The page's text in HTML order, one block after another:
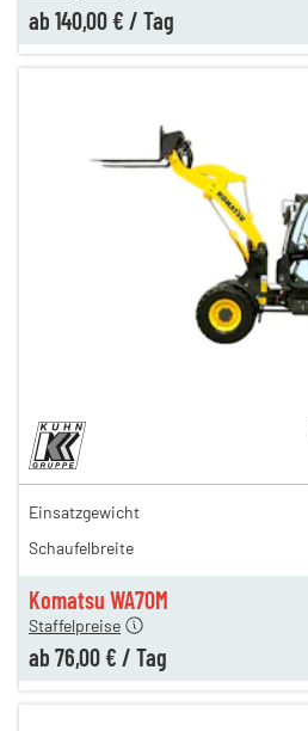
ab 140,00 € / Tag
Komatsu WA70M
115,00 €
100,00 €
Staffelpreise
ab 76,00 € / Tag
Einsatzgewicht
Schaufelbreite